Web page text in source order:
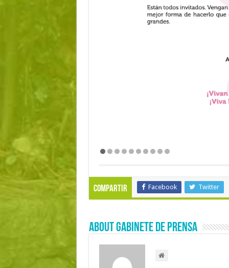
Compartir Facebook Twitter
About Gabinete de Prensa